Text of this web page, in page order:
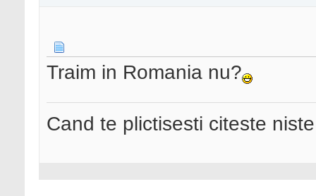
Traim in Romania nu?
Cand te plictisesti citeste